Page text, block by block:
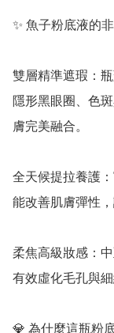
✨ 魚子粉底液的
雙層精準遮瑕：
隱形黑眼圈、色
膚完美融合。
全天候提拉養護
能改善肌膚彈性
柔焦高級妝感：
有效虛化毛孔與
💎 為什麼這瓶粉